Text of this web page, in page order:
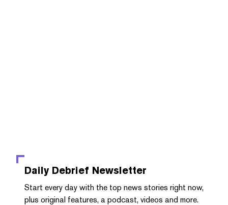
Daily Debrief Newsletter
Start every day with the top news stories right now,
plus original features, a podcast, videos and more.